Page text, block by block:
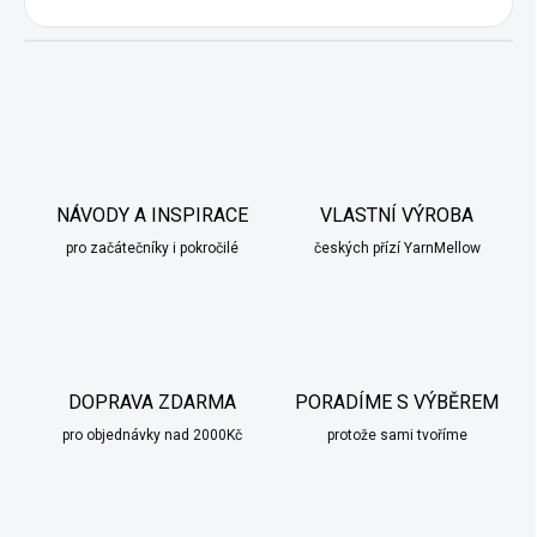
NÁVODY A INSPIRACE
pro začátečníky i pokročilé
VLASTNÍ VÝROBA
českých přízí YarnMellow
DOPRAVA ZDARMA
pro objednávky nad 2000Kč
PORADÍME S VÝBĚREM
protože sami tvoříme